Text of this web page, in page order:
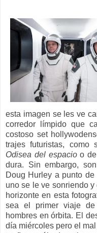
esta imagen se les ve
corredor límpido que
costoso set
trajes futuristas, como
Odisea del espacioo de
dura. Sin embargo,
Doug Hurley a punto
uno se le ve sonriendo
horizonte en esta
sea el primer viaje de
hombres en órbita. El
día miércoles pero el